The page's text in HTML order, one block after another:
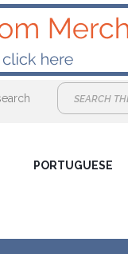
PORTUGUESE